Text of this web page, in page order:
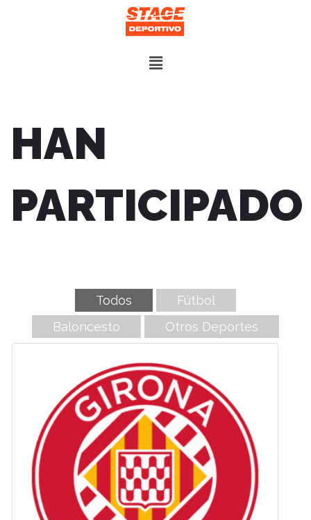
HAN
PARTICIPADO
Todos
Fútbol
Baloncesto
Otros Deportes